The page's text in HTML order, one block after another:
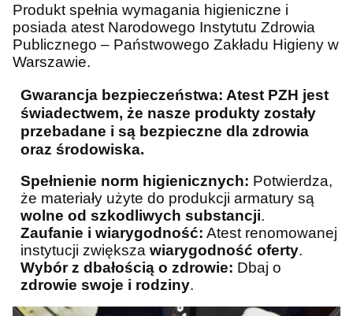
Produkt spełnia wymagania higieniczne i
posiada atest Narodowego Instytutu Zdrowia
Publicznego – Państwowego Zakładu Higieny w
Warszawie.
Gwarancja bezpieczeństwa: Atest PZH jest
świadectwem, że nasze produkty zostały
przebadane i są bezpieczne dla zdrowia
oraz środowiska.
Spełnienie norm higienicznych: Potwierdza,
że materiały użyte do produkcji armatury są
wolne od szkodliwych substancji.
Zaufanie i wiarygodność: Atest renomowanej
instytucji zwiększa wiarygodność oferty.
Wybór z dbałością o zdrowie: Dbaj o
zdrowie swoje i rodziny.